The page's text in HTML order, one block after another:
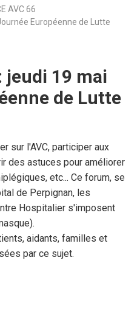
AVC 66
Européenne de Lutte
jeudi 19 mai
de Lutte
sur l'AVC, participer aux
des astuces pour améliorer
etc... Ce forum, se
de Perpignan, les
Hospitalier s'imposent
aidants, familles et
par ce sujet.